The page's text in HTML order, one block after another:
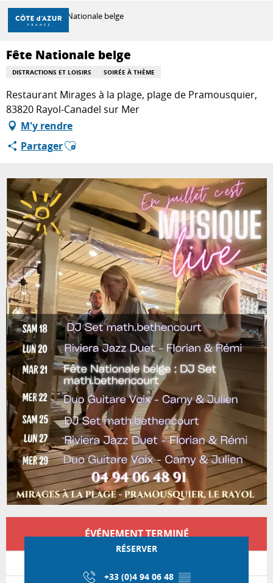
Aller
contenu
principal
DÉCOUVRIR
À FAIRE
SÉJOURNER
Accueil Fête Nationale belge
Fête Nationale belge
DISTRACTIONS ET LOISIRS SOIRÉE À THÈME
Restaurant Mirages à la plage, plage de Pramousquier,
83820 Rayol-Canadel sur Mer
M'y rendre
PartagerAjouter aux favoris
Ouverture et coordonnées
ÉVÉNEMENT TERMINÉ
RÉSERVER
+33 (0)4 94 06 48 ▒▒